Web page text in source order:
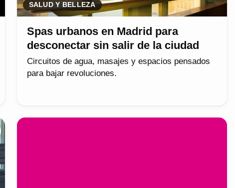
SALUD Y BELLEZA
Spas urbanos en Madrid para
desconectar sin salir de la ciudad
Circuitos de agua, masajes y espacios pensados
para bajar revoluciones.